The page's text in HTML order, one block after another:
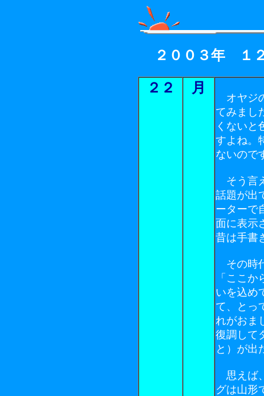
２００３年 １
２２ 月
オヤジ
てみまし
くないと
すよね。
ないので
そう言
話題が出
ーターで
面に表示
昔は手書
その時
「ここ
いを込め
て、とっ
れがおま
復調して
と）が出
思えば
グは山形